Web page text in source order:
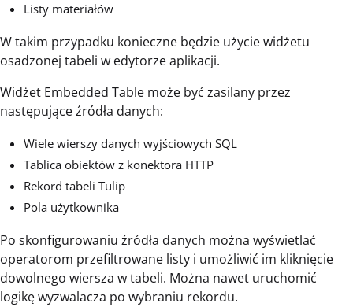
Listy materiałów
W takim przypadku konieczne będzie użycie widżetu
osadzonej tabeli w edytorze aplikacji.
Widżet Embedded Table może być zasilany przez
następujące źródła danych:
Wiele wierszy danych wyjściowych SQL
Tablica obiektów z konektora HTTP
Rekord tabeli Tulip
Pola użytkownika
Po skonfigurowaniu źródła danych można wyświetlać
operatorom przefiltrowane listy i umożliwić im kliknięcie
dowolnego wiersza w tabeli. Można nawet uruchomić
logikę wyzwalacza po wybraniu rekordu.